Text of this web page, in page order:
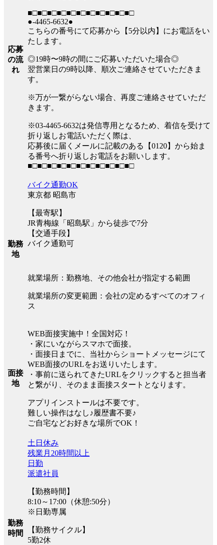
応募
の流
れ
■□■□■□■□■□■□■□■□■□■□■□
●-4465-6632●
こちらの番号にて応募から【5分以内】にお電話をい
たします。
◎19時〜9時の間にご応募いただいた場合◎
翌営業日の9時以降、順次ご連絡させていただきま
す。
※万が一繋がらない場合、再度ご連絡させていただ
きます。
※03-4465-6632は発信専用となるため、着信を受けて
折り返しお電話いただく際は、
応募後に届くメールに記載のある【0120】から始ま
る番号へ折り返しお電話をお願いします。
■□■□■□■□■□■□■□■□■□■□■□
勤務
地
バイク通勤OK
東京都 昭島市
【最寄駅】
JR青梅線「昭島駅」から徒歩で7分
【交通手段】
バイク通勤可
就業場所：勤務地、その他会社が指定する範囲
就業場所の変更範囲：会社の定めるすべてのオフィ
ス
面接
地
WEB面接実施中！全国対応！
・家にいながらスマホで面接。
・面接日までに、当社からショートメッセージにて
WEB面接のURLをお送りいたします。
・事前に送られてきたURLをクリックすると担当者
と繋がり、そのまま面接スタートとなります。
アプリインストールは不要です。
難しい操作はなし♪履歴書不要♪
ご自宅などお好きな場所でOK！
勤務
時間
土日休み
残業月20時間以上
日勤
派遣社員
【勤務時間】
8:10～17:00（休憩:50分）
※日勤専属
【勤務サイクル】
5勤2休